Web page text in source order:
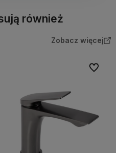
również
Zobacz więcej
Do